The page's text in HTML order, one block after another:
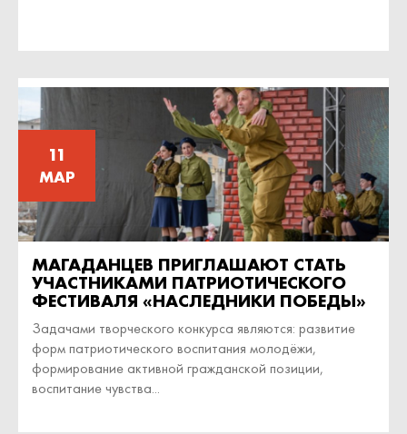
11
МАР
МАГАДАНЦЕВ ПРИГЛАШАЮТ СТАТЬ
УЧАСТНИКАМИ ПАТРИОТИЧЕСКОГО
ФЕСТИВАЛЯ «НАСЛЕДНИКИ ПОБЕДЫ»
Задачами творческого конкурса являются: развитие
форм патриотического воспитания молодёжи,
формирование активной гражданской позиции,
воспитание чувства...